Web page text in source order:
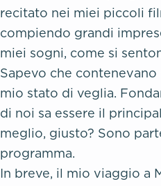
recitato nei miei piccoli
compiendo grandi
miei sogni, come si
Sapevo che
mio stato di veglia.
di noi sa essere il
meglio, giusto? Sono
programma.
In breve, il mio viaggio a